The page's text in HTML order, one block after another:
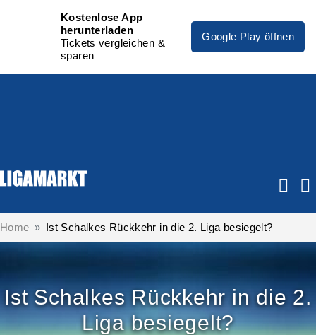
Kostenlose App
herunterladen
Tickets vergleichen &
sparen
Google Play öffnen
Home Ist Schalkes Rückkehr in die 2. Liga besiegelt?
Ist Schalkes Rückkehr in die 2.
Liga besiegelt?